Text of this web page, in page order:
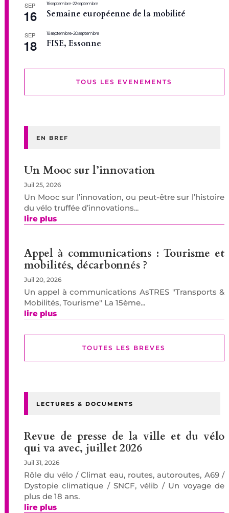
SEP
16
16 septembre-22 septembre
Semaine européenne de la mobilité
SEP
18
18 septembre-20 septembre
FISE, Essonne
TOUS LES EVENEMENTS
EN BREF
Un Mooc sur l’innovation
Juil 25, 2026
Un Mooc sur l’innovation, ou peut-être sur l’histoire
du vélo truffée d’innovations...
lire plus
Appel à communications : Tourisme et
mobilités, décarbonnés ?
Juil 20, 2026
Un appel à communications AsTRES "Transports &
Mobilités, Tourisme" La 15ème...
lire plus
TOUTES LES BREVES
LECTURES & DOCUMENTS
Revue de presse de la ville et du vélo
qui va avec, juillet 2026
Juil 31, 2026
Rôle du vélo / Climat eau, routes, autoroutes, A69 /
Dystopie climatique / SNCF, vélib / Un voyage de
plus de 18 ans.
lire plus